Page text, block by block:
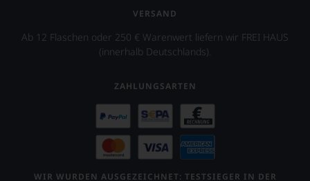
VERSAND
Ab 12 Flaschen oder 250 € Warenwert liefern wir FREI HAUS
(innerhalb Deutschlands).
ZAHLUNGSARTEN
WIR WURDEN AUSGEZEICHNET: TESTSIEGER IN DER